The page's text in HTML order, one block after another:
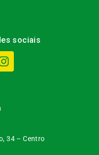
sociais
34 – Centro